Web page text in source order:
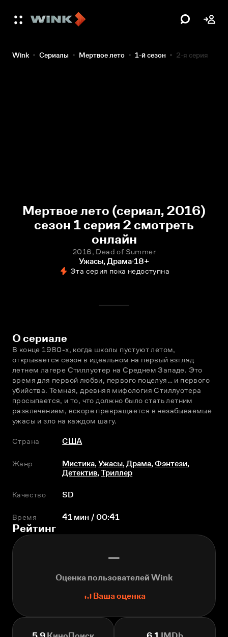
Wink Сериалы Мертвое лето 1-й сезон 2-я серия
Мертвое лето (сериал, 2016)
сезон 1 серия 2 смотреть
онлайн
2016, Dead of Summer
Ужасы, Драма 18+
Эта серия пока недоступна
О сериале
В конце 1980-х, когда школы пустуют летом,
открывается сезон в идеальном на первый взгляд
летнем лагере Стиллуотер на Среднем Западе. Это
время для первой любви, первого поцелуя… и первого
убийства. Темная, древняя мифология Стиллуотера
просыпается, и то, что должно было стать летним
развлечением, вскоре превращается в незабываемые
ужасы и зло на каждом шагу.
Страна США
Жанр Мистика,Ужасы,Драма,Фэнтези,
Детектив,Триллер
Качество SD
Время 41 мин / 00:41
Рейтинг
—
Оценка пользователей Wink
Ваша оценка